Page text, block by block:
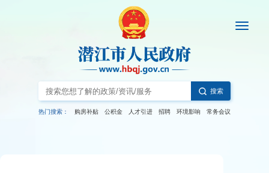
搜索
热门搜索： 购房补贴 公积金 人才引进 招聘 环境影响 常务会议